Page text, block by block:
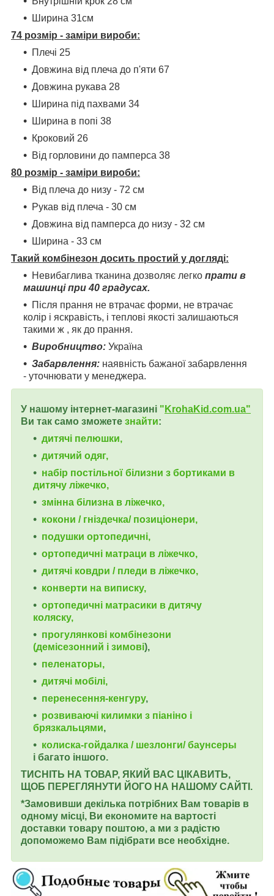
Ширина 31см
74 розмір - заміри вироби:
Плечі 25
Довжина від плеча до п'яти 67
Довжина рукава 28
Ширина під пахвами 34
Ширина в попі 38
Кроковий 26
Від горловини до памперса 38
80 розмір - заміри вироби:
Від плеча до низу - 72 см
Рукав від плеча - 30 см
Довжина від памперса до низу - 32 см
Ширина - 33 см
Такий комбінезон досить простий у догляді:
Невибаглива тканина дозволяє легко прати в
машинці при 40 градусах.
Після прання не втрачає форми, не втрачає
колір і яскравість, і теплові якості залишаються
такими ж , як до прання.
Виробництво: Україна
Забарвлення: наявність бажаної забарвлення
- уточнювати у менеджера.
У нашому інтернет-магазині " KrohaKid.com.ua"
Ви так само зможете знайти:
дитячі пелюшки,
дитячий одяг,
набір постільної білизни з бортиками в
дитячу ліжечко,
змінна білизна в ліжечко,
кокони / гніздечка/ позиціонери,
подушки ортопедичні,
ортопедичні матраци в ліжечко,
дитячі ковдри / пледи в ліжечко,
конверти на виписку,
ортопедичні матрасики в дитячу
коляску,
прогулянкові комбінезони
(демісезонний і зимові),
пеленаторы,
дитячі мобілі,
перенесення-кенгуру,
розвиваючі килимки з піаніно і
брязкальцями,
колиска-гойдалка / шезлонги/ баунсеры
і багато іншого.
ТИСНІТЬ НА ТОВАР, ЯКИЙ ВАС ЦІКАВИТЬ,
ЩОБ ПЕРЕГЛЯНУТИ ЙОГО НА НАШОМУ САЙТІ.
*Замовивши декілька потрібних Вам товарів в
одному місці, Ви економите на вартості
доставки товару поштою, а ми з радістю
допоможемо Вам підібрати все необхідне.